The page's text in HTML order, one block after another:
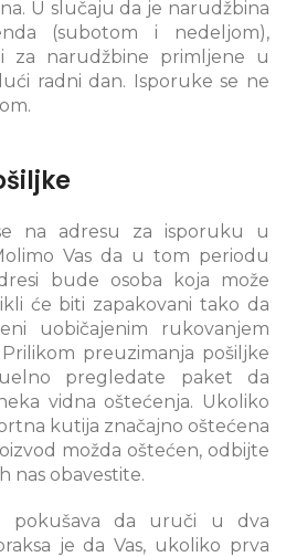
U slučaju da je narudžbina
(subotom i nedeljom),
za narudžbine primljene u
radni dan. Isporuke se ne
na adresu za isporuku u
Vas da u tom periodu
bude osoba koja može
će biti zapakovani tako da
uobičajenim rukovanjem
preuzimanja pošiljke
pregledate paket da
vidna oštećenja. Ukoliko
kutija značajno oštećena
možda oštećen, odbijte
nas obavestite.
pokušava da uruči u dva
je da Vas, ukoliko prva